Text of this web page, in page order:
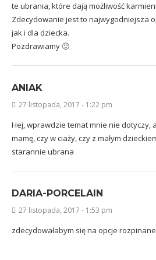
te ubrania, które dają możliwość
Zdecydowanie jest to najwygodniejsza
jak i dla dziecka.
Pozdrawiamy 🙂
ANIAK
27 listopada, 2017 - 1:22 pm
Hej, wprawdzie temat mnie nie dotyczy,
mamę, czy w ciaży, czy z małym
starannie ubrana
DARIA-PORCELAIN
27 listopada, 2017 - 1:53 pm
zdecydowałabym się na opcje